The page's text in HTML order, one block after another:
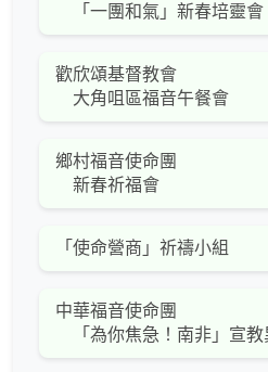
「一團和氣」新春培靈會
歡欣頌基督教會
大角咀區福音午餐會
鄉村福音使命團
新春祈福會
「使命營商」祈禱小組
中華福音使命團
「為你焦急！南非」宣教